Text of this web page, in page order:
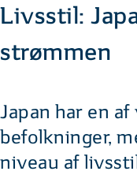
Livsstil:
strømmen
Japan har en
befolkninger,
niveau af